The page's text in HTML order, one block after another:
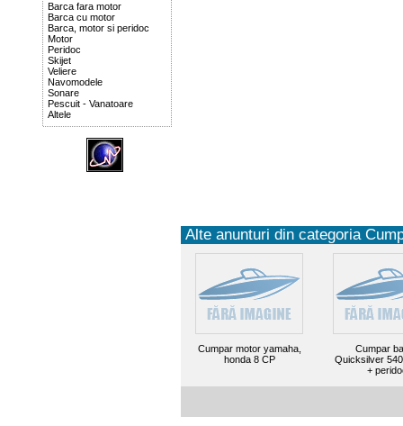
Barca fara motor
Barca cu motor
Barca, motor si peridoc
Motor
Peridoc
Skijet
Veliere
Navomodele
Sonare
Pescuit - Vanatoare
Altele
Alte anunturi din categoria
Cumpar motor yamaha,
honda 8 CP
Cumpar
Quicksilver
+